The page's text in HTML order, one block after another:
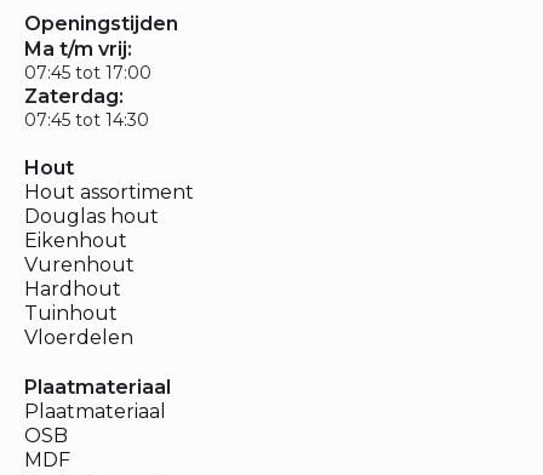
Openingstijden
Ma t/m vrij:
07:45 tot 17:00
Zaterdag:
07:45 tot 14:30
Hout
Hout assortiment
Douglas hout
Eikenhout
Vurenhout
Hardhout
Tuinhout
Vloerdelen
Plaatmateriaal
Plaatmateriaal
OSB
MDF